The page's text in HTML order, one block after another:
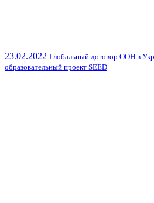
23.02.2022 Глобальный договор ООН в
образовательный проект SEED